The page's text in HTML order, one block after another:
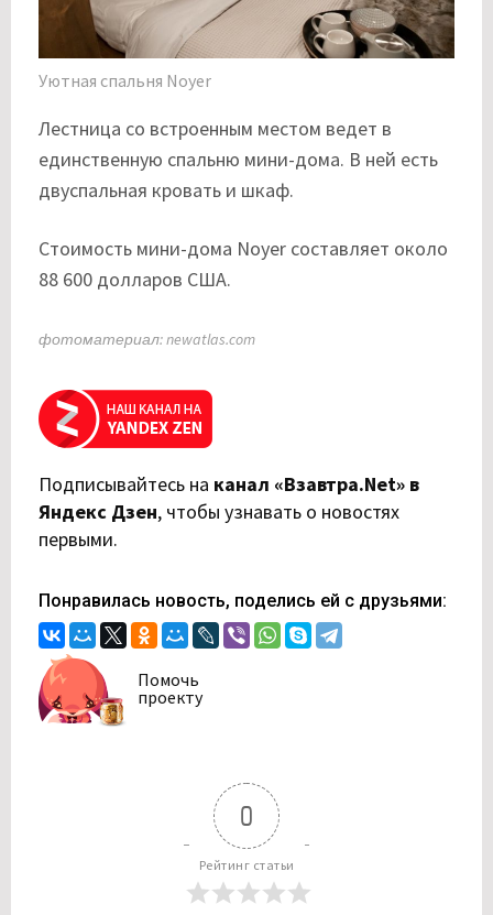
Уютная спальня Noyer
Лестница со встроенным местом ведет в
единственную спальню мини-дома. В ней есть
двуспальная кровать и шкаф.
Стоимость мини-дома Noyer составляет около
88 600 долларов США.
фотоматериал: newatlas.com
Подписывайтесь на канал «Взавтра.Net» в
Яндекс Дзен, чтобы узнавать о новостях
первыми.
Понравилась новость, поделись ей с друзьями:
Помочь
проекту
0
Рейтинг статьи